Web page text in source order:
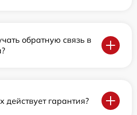
обратную связь в
действует гарантия?